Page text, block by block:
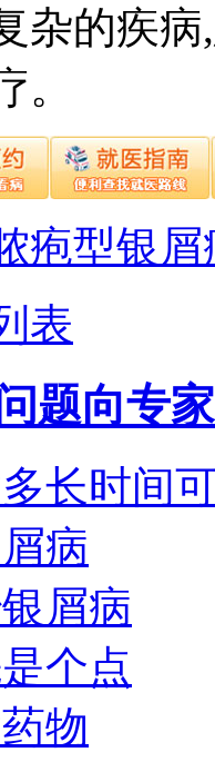
杂的疾
疱型银
表
题向专
长时间
病
屑病
个点
物